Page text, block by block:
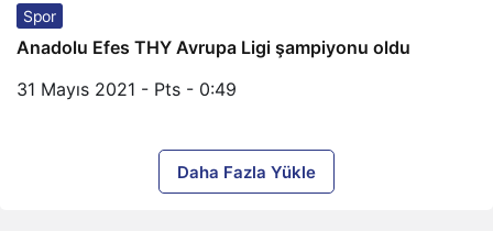
Spor
Anadolu Efes THY Avrupa Ligi şampiyonu oldu
31 Mayıs 2021 - Pts - 0:49
Daha Fazla Yükle